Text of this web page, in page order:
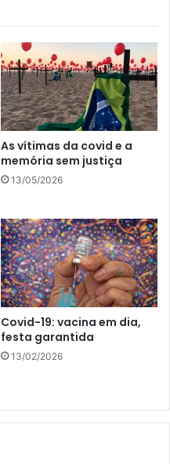
As vítimas da covid e a
memória sem justiça
13/05/2026
Covid-19: vacina em dia,
festa garantida
13/02/2026